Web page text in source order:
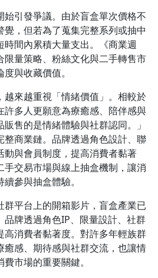
引發爭議。由於盲盒單次價格不
，但若為了蒐集完整系列或抽中
間內累積大量支出。《商業週
限量策略、粉絲文化與二手轉售市
與收藏價值。
越來越重視「情緒價值」。相較於
許多人更願意為療癒感、陪伴感與
售的是情緒體驗與社群認同。」
整商業鏈。品牌透過角色設計、聯
動與會員制度，提高消費者黏著
手交易市場與線上抽盒機制，讓消
參與抽盒體驗。
平台上的開箱影片，盲盒產業已
品牌透過角色IP、限量設計、社群
高消費者黏著度。對許多年輕族群
癒感、期待感與社群交流，也讓情
市場的重要關鍵。